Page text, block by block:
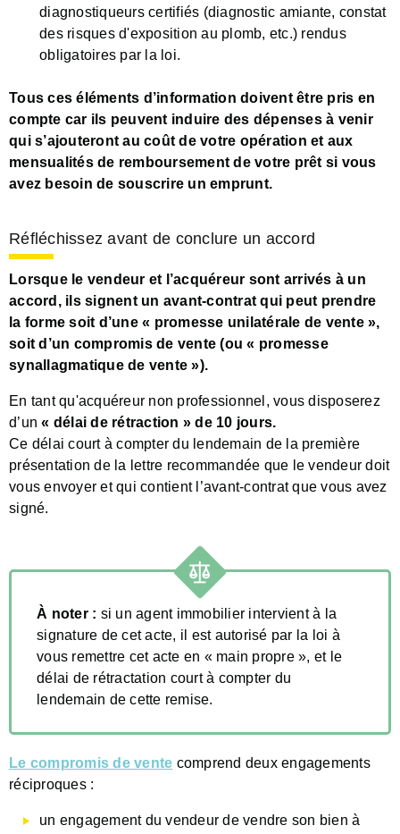
diagnostiqueurs certifiés (diagnostic amiante, constat
des risques d'exposition au plomb, etc.) rendus
obligatoires par la loi.
Tous ces éléments d’information doivent être pris en
compte car ils peuvent induire des dépenses à venir
qui s’ajouteront au coût de votre opération et aux
mensualités de remboursement de votre prêt si vous
avez besoin de souscrire un emprunt.
Réfléchissez avant de conclure un accord
Lorsque le vendeur et l’acquéreur sont arrivés à un
accord, ils signent un avant-contrat qui peut prendre
la forme soit d’une « promesse unilatérale de vente »,
soit d’un compromis de vente (ou « promesse
synallagmatique de vente »).
En tant qu'acquéreur non professionnel, vous disposerez
d’un« délai de rétraction » de 10 jours.
Ce délai court à compter du lendemain de la première
présentation de la lettre recommandée que le vendeur doit
vous envoyer et qui contient l’avant-contrat que vous avez
signé.
À noter : si un agent immobilier intervient à la
signature de cet acte, il est autorisé par la loi à
vous remettre cet acte en « main propre », et le
délai de rétractation court à compter du
lendemain de cette remise.
Le compromis de vente comprend deux engagements
réciproques :
un engagement du vendeur de vendre son bien à